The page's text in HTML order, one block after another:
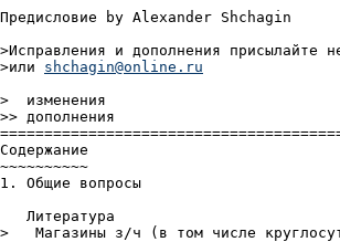
Предисловие by Alexander Shchagin
>Исправления и дополнения присылайте
>или shchagin@online.ru